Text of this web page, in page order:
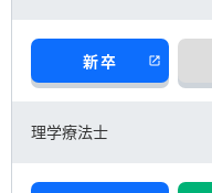
栄養科
事務部
患者家族支援課
在宅サービス関連
新卒
理学療法士